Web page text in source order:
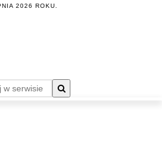
2026 ROKU.